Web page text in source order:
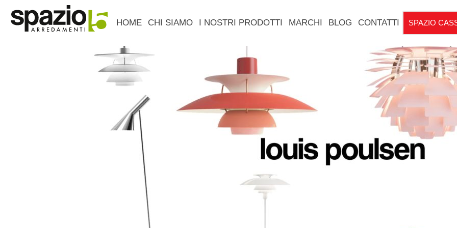
HOME CHI SIAMO I NOSTRI PRODOTTI MARCHI BLOG CONTATTI SPAZIO